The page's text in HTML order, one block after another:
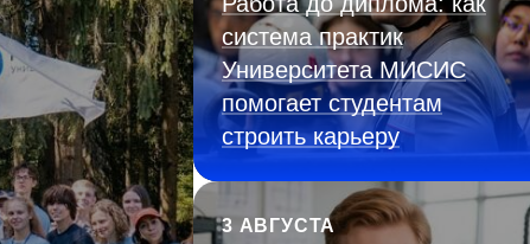
система практик
Университета МИСИС
помогает студентам
строить карьеру
3 АВГУСТА